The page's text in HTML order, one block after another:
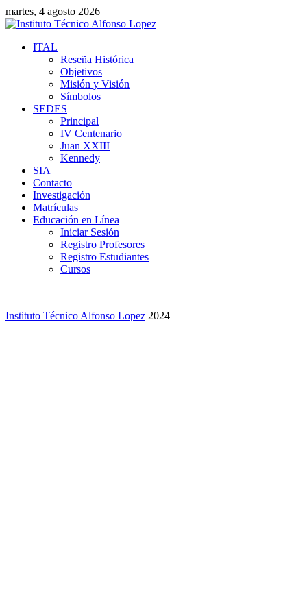
martes, 4 agosto 2026
ITAL
Reseña Histórica
Objetivos
Misión y Visión
Símbolos
SEDES
Principal
IV Centenario
Juan XXIII
Kennedy
SIA
Contacto
Investigación
Matrículas
Educación en Línea
Iniciar Sesión
Registro Profesores
Registro Estudiantes
Cursos
Instituto Técnico Alfonso Lopez 2024